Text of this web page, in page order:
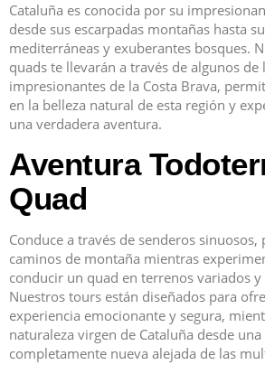
Cataluña es conocida por su
desde sus escarpadas montañas hasta
mediterráneas y exuberantes bosques.
quads te llevarán a través de algunos de
impresionantes de la Costa Brava,
en la belleza natural de esta región y
una verdadera aventura.
Aventura
Quad
Conduce a través de senderos sinuosos,
caminos de montaña mientras
conducir un quad en terrenos variados y
Nuestros tours están diseñados para
experiencia emocionante y segura,
naturaleza virgen de Cataluña desde
completamente nueva alejada de las